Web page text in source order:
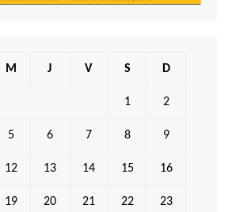
M J V S D
1 2
5 6 7 8 9
12 13 14 15 16
19 20 21 22 23